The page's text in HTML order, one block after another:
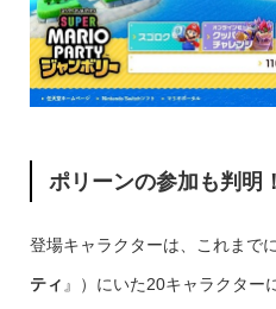
ポリーンの参加も判明
登場キャラクターは、これまで
ティ 』）にいた20キャラクター